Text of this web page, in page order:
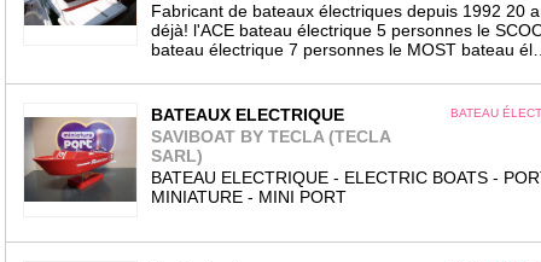
Fabricant de bateaux électriques depuis 1992 20
déjà! l'ACE bateau électrique 5 personnes le
bateau électrique 7 personnes le MOST bateau
BATEAU
BATEAUX ELECTRIQUE
SAVIBOAT BY TECLA (TECLA
SARL)
BATEAU ELECTRIQUE - ELECTRIC BOATS -
MINIATURE - MINI PORT